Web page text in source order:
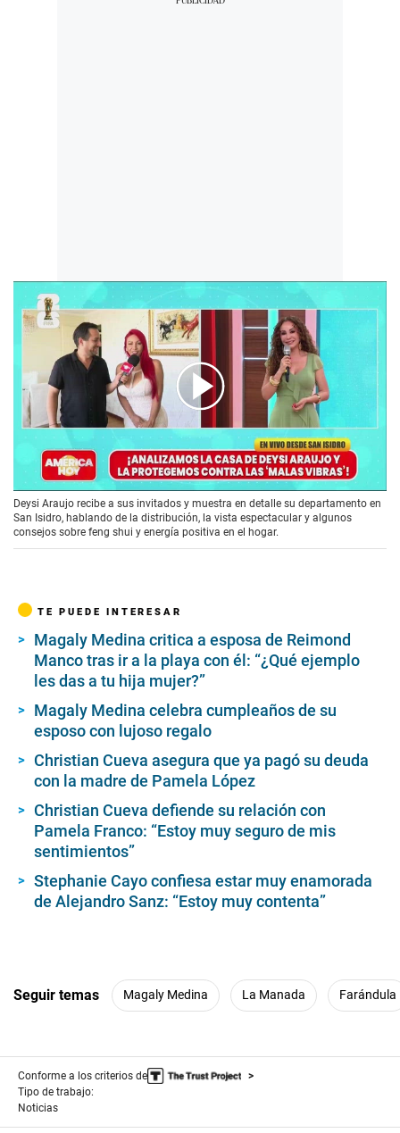
00:00 /06:13
Deysi Araujo recibe a sus invitados y muestra en detalle su departamento en
San Isidro, hablando de la distribución, la vista espectacular y algunos
consejos sobre feng shui y energía positiva en el hogar.
TE PUEDE INTERESAR
Magaly Medina critica a esposa de Reimond
Manco tras ir a la playa con él: “¿Qué ejemplo
les das a tu hija mujer?”
Magaly Medina celebra cumpleaños de su
esposo con lujoso regalo
Christian Cueva asegura que ya pagó su deuda
con la madre de Pamela López
Christian Cueva defiende su relación con
Pamela Franco: “Estoy muy seguro de mis
sentimientos”
Stephanie Cayo confiesa estar muy enamorada
de Alejandro Sanz: “Estoy muy contenta”
Seguir temas Magaly Medina La Manada Farándula
Conforme a los criterios de
Tipo de trabajo:
Noticias